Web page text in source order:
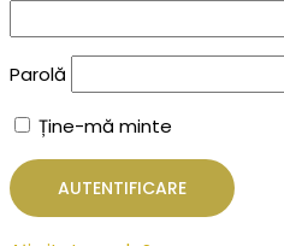
Parolă
Ține-mă minte